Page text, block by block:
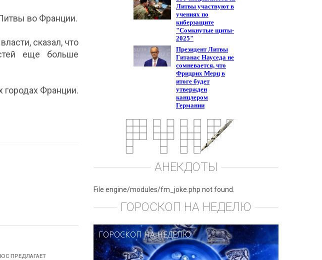
во Франции.
сказал, что
еще больше
городах Франции.
ПРЕДЛАГАЕТ
АНЕКДОТЫ
File engine/modules/fm_joke.php not found.
ГОРОСКОП НА НЕДЕЛЮ
ГОРОСКОП НА НЕДЕЛЮ